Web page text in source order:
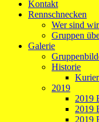
Kontakt
Rennschnecken
Wer sind
Gruppen
Galerie
Historie
2019
2019
2019
2019